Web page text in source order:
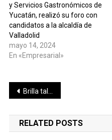
y Servicios Gastronómicos de
Yucatán, realizó su foro con
candidatos a la alcaldía de
Valladolid
mayo 14, 2024
En «Empresarial»
Navegación
de
entradas
Brilla talento mexicano en la NASA, ahora vuelven a casa
RELATED POSTS